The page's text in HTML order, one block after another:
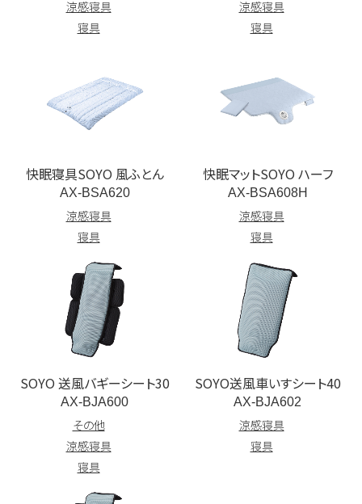
涼感寝具
寝具
涼感寝具
寝具
快眠寝具SOYO 風ふとん
AX-BSA620
涼感寝具
寝具
快眠マットSOYO ハーフ
AX-BSA608H
涼感寝具
寝具
SOYO 送風バギーシート30
AX-BJA600
その他
涼感寝具
寝具
SOYO送風車いすシート40
AX-BJA602
涼感寝具
寝具